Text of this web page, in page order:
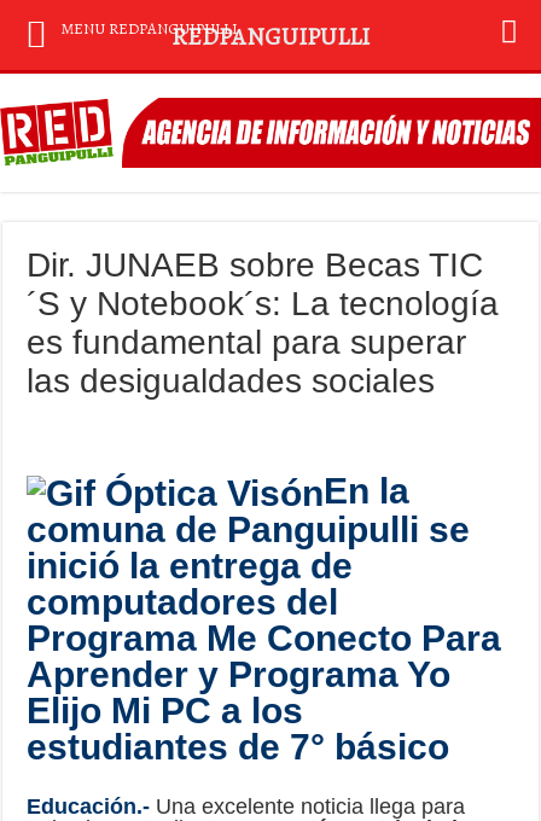
Dir. JUNAEB sobre Becas TIC
´S y Notebook´s: La tecnología
es fundamental para superar
las desigualdades sociales
En la
comuna de Panguipulli se
inició la entrega de
computadores del
Programa Me Conecto Para
Aprender y Programa Yo
Elijo Mi PC a los
estudiantes de 7° básico
Educación.- Una excelente noticia llega para
MENU REDPANGUIPULLIREDPANGUIPULLI